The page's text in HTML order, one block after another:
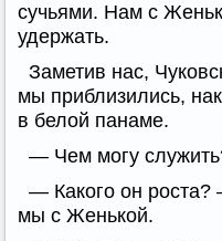
сучьями. Нам с
удержать.
Заметив нас,
мы приблизились,
в белой панаме.
— Чем могу
— Какого он роста?
мы с Женькой.